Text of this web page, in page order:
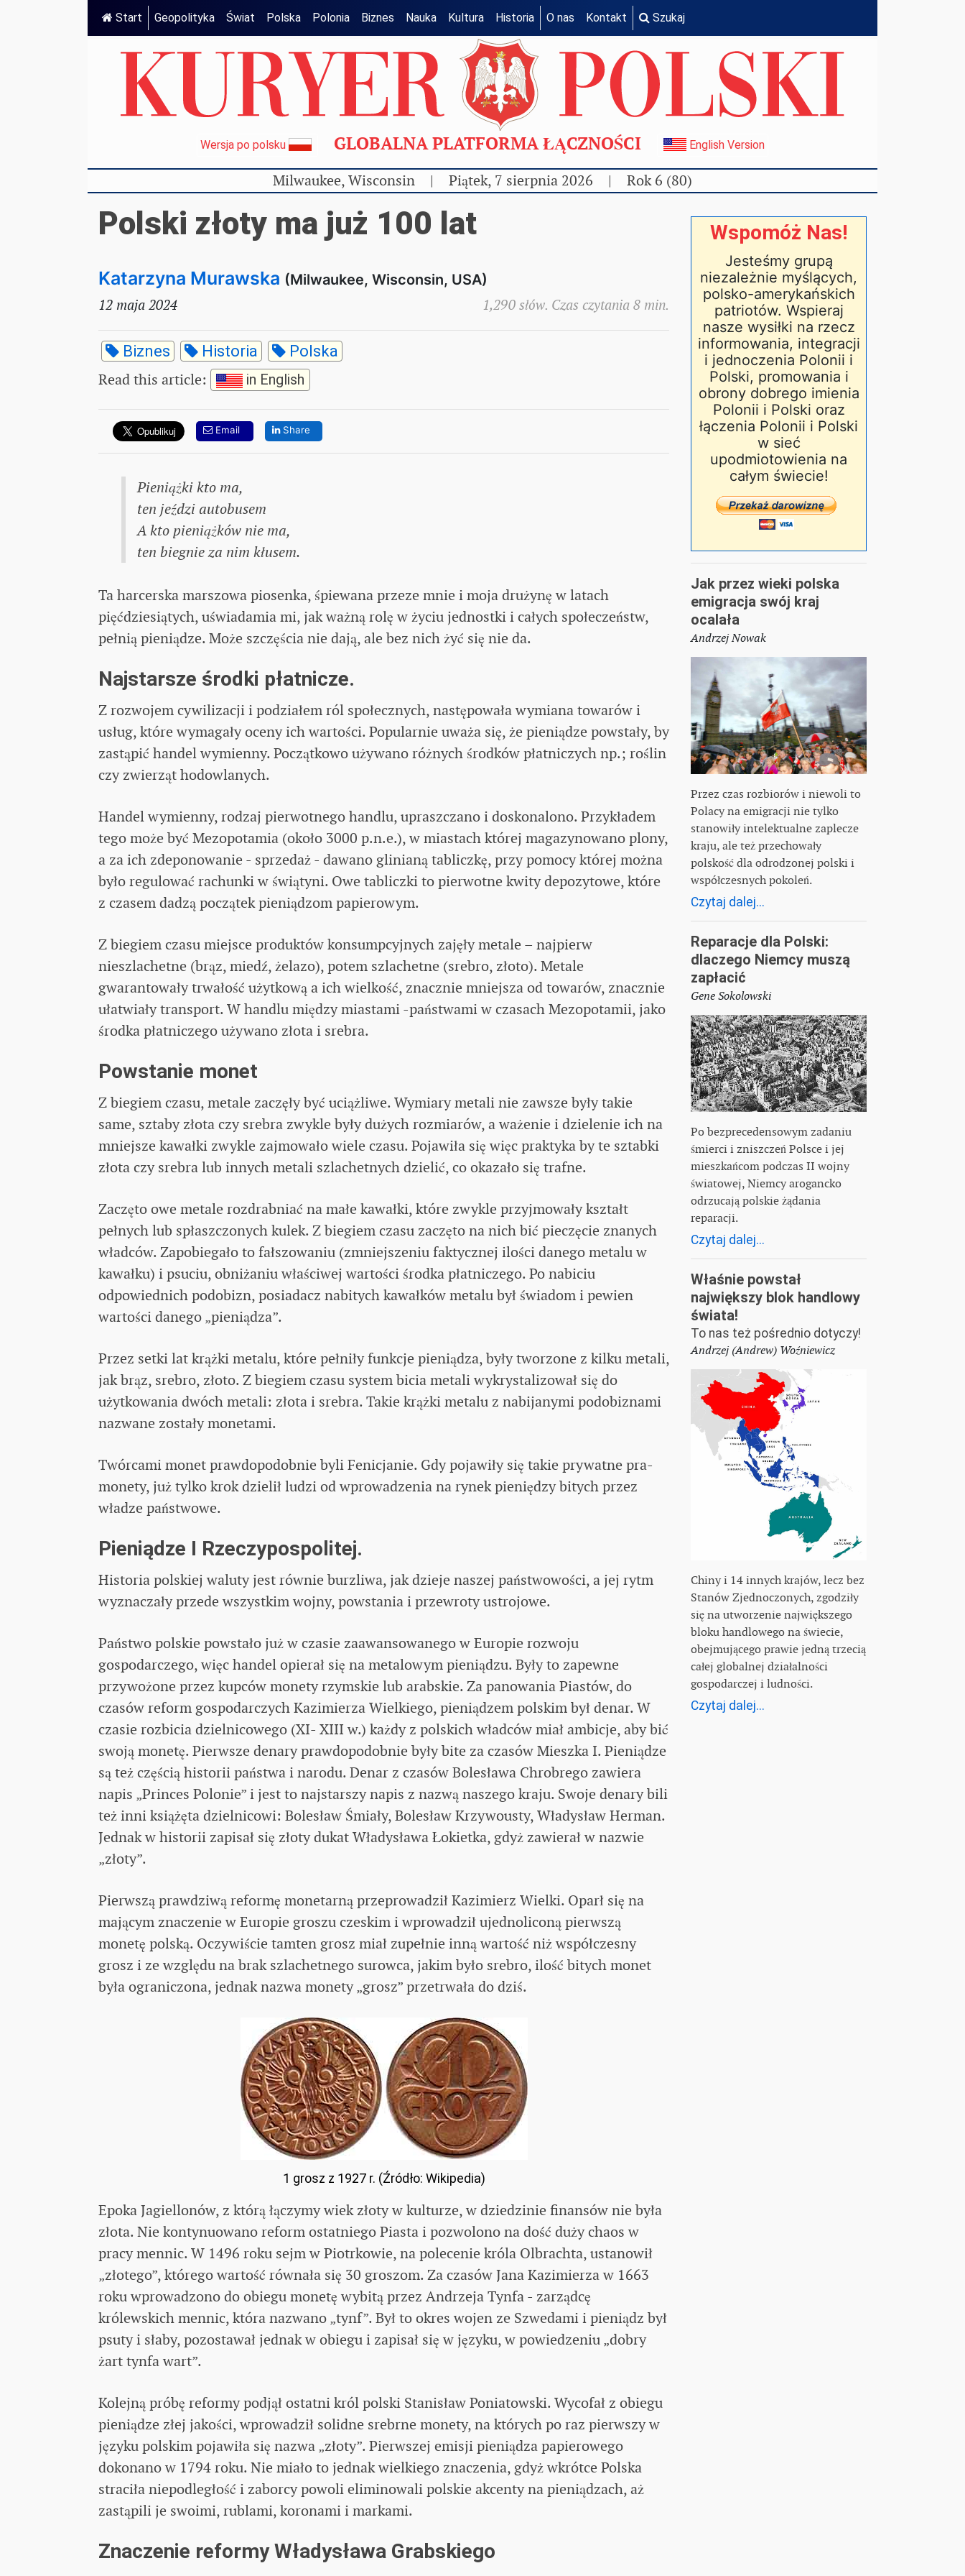
Start Geopolityka Świat Polska Polonia Biznes Nauka Kultura Historia O nas Kontakt Szukaj
Wersja po polsku GLOBALNA PLATFORMA ŁĄCZNOŚCI English Version
Milwaukee, Wisconsin | Piątek, 7 sierpnia 2026 | Rok 6 (80)
Polski złoty ma już 100 lat
Katarzyna Murawska (Milwaukee, Wisconsin, USA)
12 maja 2024
1,290 słów. Czas czytania 8 min.
Biznes Historia Polska
Read this article: in English
Email Share
Pieniążki kto ma,
ten jeździ autobusem
A kto pieniążków nie ma,
ten biegnie za nim kłusem.
Ta harcerska marszowa piosenka, śpiewana przeze mnie i moja drużynę w latach
pięćdziesiątych, uświadamia mi, jak ważną rolę w życiu jednostki i całych społeczeństw,
pełnią pieniądze. Może szczęścia nie dają, ale bez nich żyć się nie da.
Najstarsze środki płatnicze.
Z rozwojem cywilizacji i podziałem ról społecznych, następowała wymiana towarów i
usług, które wymagały oceny ich wartości. Popularnie uważa się, że pieniądze powstały, by
zastąpić handel wymienny. Początkowo używano różnych środków płatniczych np.; roślin
czy zwierząt hodowlanych.
Handel wymienny, rodzaj pierwotnego handlu, upraszczano i doskonalono. Przykładem
tego może być Mezopotamia (około 3000 p.n.e.), w miastach której magazynowano plony,
a za ich zdeponowanie - sprzedaż - dawano glinianą tabliczkę, przy pomocy której można
było regulować rachunki w świątyni. Owe tabliczki to pierwotne kwity depozytowe, które
z czasem dadzą początek pieniądzom papierowym.
Z biegiem czasu miejsce produktów konsumpcyjnych zajęły metale – najpierw
nieszlachetne (brąz, miedź, żelazo), potem szlachetne (srebro, złoto). Metale
gwarantowały trwałość użytkową a ich wielkość, znacznie mniejsza od towarów, znacznie
ułatwiały transport. W handlu między miastami -państwami w czasach Mezopotamii, jako
środka płatniczego używano złota i srebra.
Powstanie monet
Z biegiem czasu, metale zaczęły być uciążliwe. Wymiary metali nie zawsze były takie
same, sztaby złota czy srebra zwykle były dużych rozmiarów, a ważenie i dzielenie ich na
mniejsze kawałki zwykle zajmowało wiele czasu. Pojawiła się więc praktyka by te sztabki
złota czy srebra lub innych metali szlachetnych dzielić, co okazało się trafne.
Zaczęto owe metale rozdrabniać na małe kawałki, które zwykle przyjmowały kształt
pełnych lub spłaszczonych kulek. Z biegiem czasu zaczęto na nich bić pieczęcie znanych
władców. Zapobiegało to fałszowaniu (zmniejszeniu faktycznej ilości danego metalu w
kawałku) i psuciu, obniżaniu właściwej wartości środka płatniczego. Po nabiciu
odpowiednich podobizn, posiadacz nabitych kawałków metalu był świadom i pewien
wartości danego „pieniądza”.
Przez setki lat krążki metalu, które pełniły funkcje pieniądza, były tworzone z kilku metali,
jak brąz, srebro, złoto. Z biegiem czasu system bicia metali wykrystalizował się do
użytkowania dwóch metali: złota i srebra. Takie krążki metalu z nabijanymi podobiznami
nazwane zostały monetami.
Twórcami monet prawdopodobnie byli Fenicjanie. Gdy pojawiły się takie prywatne pra-
monety, już tylko krok dzielił ludzi od wprowadzenia na rynek pieniędzy bitych przez
władze państwowe.
Pieniądze I Rzeczypospolitej.
Historia polskiej waluty jest równie burzliwa, jak dzieje naszej państwowości, a jej rytm
wyznaczały przede wszystkim wojny, powstania i przewroty ustrojowe.
Państwo polskie powstało już w czasie zaawansowanego w Europie rozwoju
gospodarczego, więc handel opierał się na metalowym pieniądzu. Były to zapewne
przywożone przez kupców monety rzymskie lub arabskie. Za panowania Piastów, do
czasów reform gospodarczych Kazimierza Wielkiego, pieniądzem polskim był denar. W
czasie rozbicia dzielnicowego (XI- XIII w.) każdy z polskich władców miał ambicje, aby bić
swoją monetę. Pierwsze denary prawdopodobnie były bite za czasów Mieszka I. Pieniądze
są też częścią historii państwa i narodu. Denar z czasów Bolesława Chrobrego zawiera
napis „Princes Polonie” i jest to najstarszy napis z nazwą naszego kraju. Swoje denary bili
też inni książęta dzielnicowi: Bolesław Śmiały, Bolesław Krzywousty, Władysław Herman.
Jednak w historii zapisał się złoty dukat Władysława Łokietka, gdyż zawierał w nazwie
„złoty”.
Pierwszą prawdziwą reformę monetarną przeprowadził Kazimierz Wielki. Oparł się na
mającym znaczenie w Europie groszu czeskim i wprowadził ujednoliconą pierwszą
monetę polską. Oczywiście tamten grosz miał zupełnie inną wartość niż współczesny
grosz i ze względu na brak szlachetnego surowca, jakim było srebro, ilość bitych monet
była ograniczona, jednak nazwa monety „grosz” przetrwała do dziś.
1 grosz z 1927 r. (Źródło: Wikipedia)
Epoka Jagiellonów, z którą łączymy wiek złoty w kulturze, w dziedzinie finansów nie była
złota. Nie kontynuowano reform ostatniego Piasta i pozwolono na dość duży chaos w
pracy mennic. W 1496 roku sejm w Piotrkowie, na polecenie króla Olbrachta, ustanowił
„złotego”, którego wartość równała się 30 groszom. Za czasów Jana Kazimierza w 1663
roku wprowadzono do obiegu monetę wybitą przez Andrzeja Tynfa - zarządcę
królewskich mennic, która nazwano „tynf”. Był to okres wojen ze Szwedami i pieniądz był
psuty i słaby, pozostawał jednak w obiegu i zapisał się w języku, w powiedzeniu „dobry
żart tynfa wart”.
Kolejną próbę reformy podjął ostatni król polski Stanisław Poniatowski. Wycofał z obiegu
pieniądze złej jakości, wprowadził solidne srebrne monety, na których po raz pierwszy w
języku polskim pojawiła się nazwa „złoty”. Pierwszej emisji pieniądza papierowego
dokonano w 1794 roku. Nie miało to jednak wielkiego znaczenia, gdyż wkrótce Polska
straciła niepodległość i zaborcy powoli eliminowali polskie akcenty na pieniądzach, aż
zastąpili je swoimi, rublami, koronami i markami.
Znaczenie reformy Władysława Grabskiego
Wspomóż Nas!
Jesteśmy grupą
niezależnie myślących,
polsko-amerykańskich
patriotów. Wspieraj
nasze wysiłki na rzecz
informowania, integracji
i jednoczenia Polonii i
Polski, promowania i
obrony dobrego imienia
Polonii i Polski oraz
łączenia Polonii i Polski
w sieć
upodmiotowienia na
całym świecie!
Jak przez wieki polska
emigracja swój kraj
ocalała
Andrzej Nowak
Przez czas rozbiorów i niewoli to
Polacy na emigracji nie tylko
stanowiły intelektualne zaplecze
kraju, ale też przechowały
polskość dla odrodzonej polski i
współczesnych pokoleń.
Czytaj dalej...
Reparacje dla Polski:
dlaczego Niemcy muszą
zapłacić
Gene Sokolowski
Po bezprecedensowym zadaniu
śmierci i zniszczeń Polsce i jej
mieszkańcom podczas II wojny
światowej, Niemcy arogancko
odrzucają polskie żądania
reparacji.
Czytaj dalej...
Właśnie powstał
największy blok handlowy
świata!
To nas też pośrednio dotyczy!
Andrzej (Andrew) Woźniewicz
Chiny i 14 innych krajów, lecz bez
Stanów Zjednoczonych, zgodziły
się na utworzenie największego
bloku handlowego na świecie,
obejmującego prawie jedną trzecią
całej globalnej działalności
gospodarczej i ludności.
Czytaj dalej...